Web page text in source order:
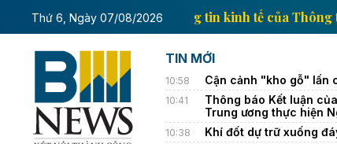
Thứ 6, Ngày 07/08/2026 Trang thông tin kinh tế
TIN MỚI
10:58 Cận cảnh "kho gỗ" lấn
10:41
Thông báo Kết luận
Trung ương thực hiện
10:38 Khí đốt dự trữ xuống